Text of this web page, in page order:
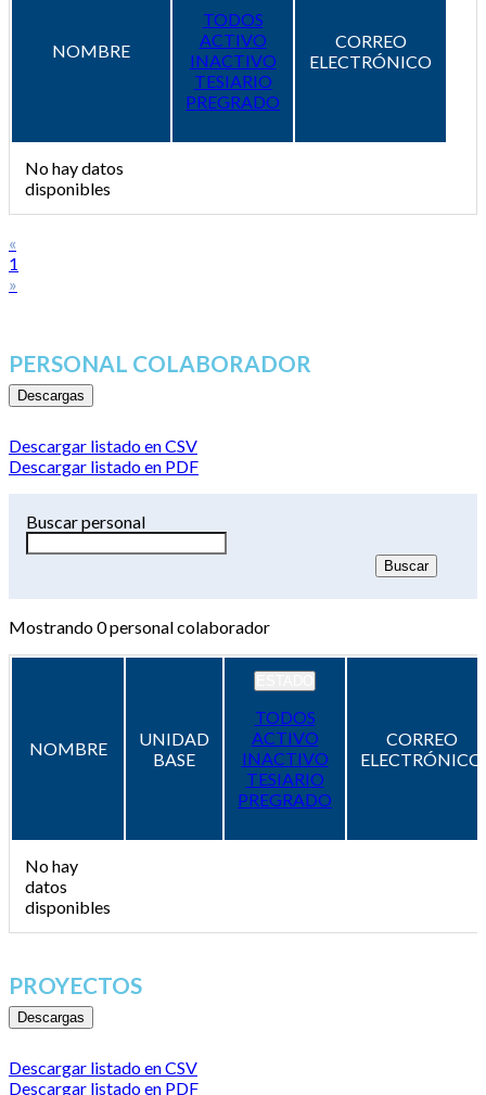
NOMBRE
TODOS
ACTIVO
INACTIVO
TESIARIO
PREGRADO
CORREO
ELECTRÓNICO
No hay datos
disponibles
«
1
»
PERSONAL COLABORADOR
Descargas
Descargar listado en CSV
Descargar listado en PDF
Buscar personal
Mostrando0personal colaborador
NOMBRE
UNIDAD
BASE
TODOS
ACTIVO
INACTIVO
TESIARIO
PREGRADO
CORREO
ELECTRÓNICO
No hay
datos
disponibles
PROYECTOS
Descargas
Descargar listado en CSV
Descargar listado en PDF